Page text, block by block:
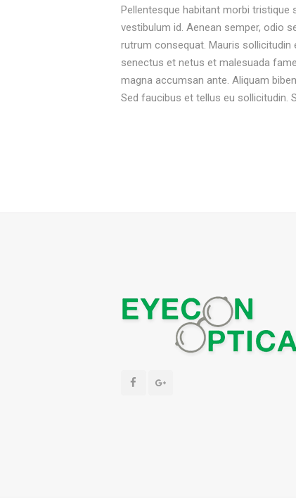
Pellentesque habitant morbi
vestibulum id. Aenean semper, odio
rutrum consequat. Mauris
senectus et netus et malesuada
magna accumsan ante. Aliquam
Sed faucibus et tellus eu sollicitudin.